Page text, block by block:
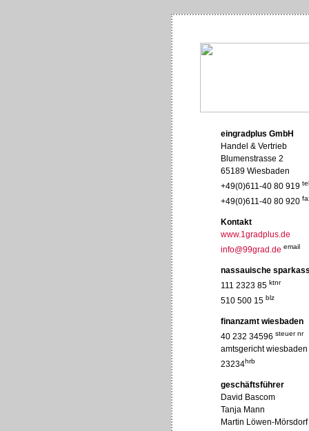
eingradplus GmbH
Handel & Vertrieb
Blumenstrasse 2
65189 Wiesbaden
+49(0)611-40 80 919 tel
+49(0)611-40 80 920
Kontakt
www.1gradplus.de
info@99grad.de email
nassauische
111 2323 85 ktnr
510 500 15 blz
finanzamt wiesbaden
40 232 34596 steuer nr
amtsgericht wiesbaden
23234hrb
geschäftsführer
David Bascom
Tanja Mann
Martin Löwen-Mörsdorf